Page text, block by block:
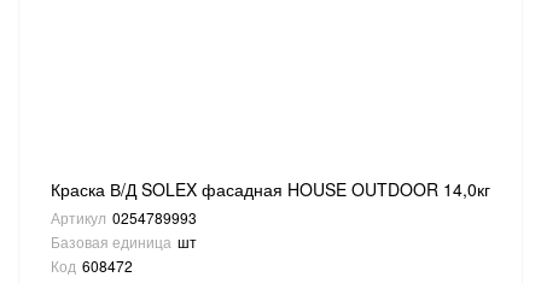
Краска В/Д SOLEX фасадная HOUSE OUTDOOR 14,0кг
Артикул 0254789993
Базовая единица шт
Код 608472